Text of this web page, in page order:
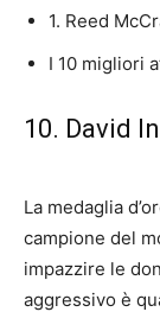
1. Reed
I 10 migliori
10. David
La medaglia
campione del
impazzire le
aggressivo è